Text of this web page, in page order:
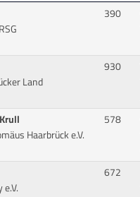
390
Land
930
Haarbrück e.V.
578
672